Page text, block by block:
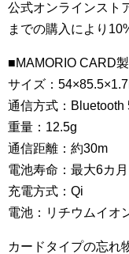
公式オンラインスト
までの購入により
■MAMORIO CARD
サイズ：
通信方式：Bluetooth
重量：12.5g
通信距離：約30m
電池寿命：最大6カ
充電方式：Qi
電池：リチウムイオ
カードタイプの忘れ